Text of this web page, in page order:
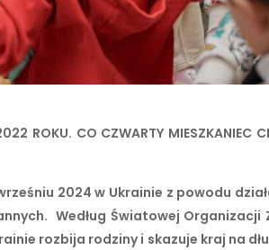
ROKU. CO CZWARTY MIESZKANIEC
2024 w Ukrainie z powodu
Według Światowej
rozbija rodziny i skazuje kraj na